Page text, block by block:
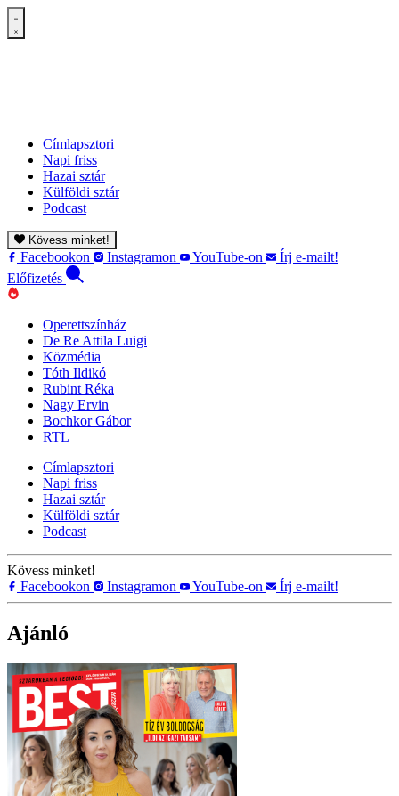
Címlapsztori
Napi friss
Hazai sztár
Külföldi sztár
Podcast
Kövess minket!
Facebookon Instagramon YouTube-on
Írj e-mailt!
Előfizetés
Operettszínház
De Re Attila Luigi
Közmédia
Tóth Ildikó
Rubint Réka
Nagy Ervin
Bochkor Gábor
RTL
Címlapsztori
Napi friss
Hazai sztár
Külföldi sztár
Podcast
Kövess minket!
Facebookon
Instagramon YouTube-on Írj e-mailt!
Ajánló